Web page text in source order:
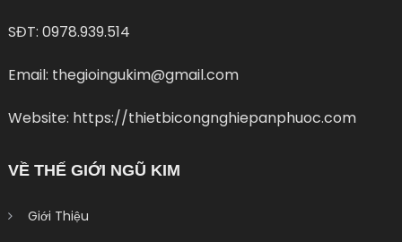
SĐT: 0978.939.514
Email: thegioingukim@gmail.com
Website: https://thietbicongnghiepanphuoc.com
VỀ THẾ GIỚI NGŨ KIM
Giới Thiệu